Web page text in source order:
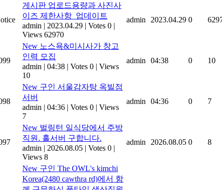
게시판 업로드용량과 사진사
이즈 제한사항_업데이트
admin | 2023.04.29 | Votes 0 |
Views 62970
admin 2023.04.29 0
New노스욕&미시사가 창고
인력 모집
admin | 04:38 | Votes 0 | Views
10
admin 04:38 0 10
New구인 서울감자탕 옥빌점
서버
admin | 04:36 | Votes 0 | Views
7
admin 04:36 0 7
New벌링턴 일식당에서 주방
직원. 홀서버 구합니다.
admin | 2026.08.05 | Votes 0 |
Views 8
admin 2026.08.05 0 8
New구인 The OWL's kimchi
Korea(2480 cawthra rd)에서 함